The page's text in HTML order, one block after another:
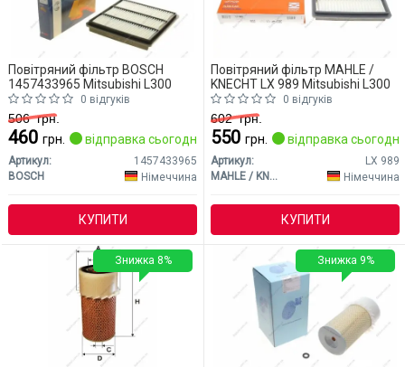
Повітряний фільтр BOSCH
1457433965 Mitsubishi L300
0 відгуків
506грн.
460 грн. відправка сьогодні
Артикул:
1457433965
BOSCH
Німеччина
КУПИТИ
Повітряний фільтр MAHLE /
KNECHT LX 989 Mitsubishi L300
0 відгуків
602грн.
550 грн. відправка сьогодні
Артикул:
LX 989
MAHLE / KNECHT
Німеччина
КУПИТИ
Знижка 8% Знижка 9%